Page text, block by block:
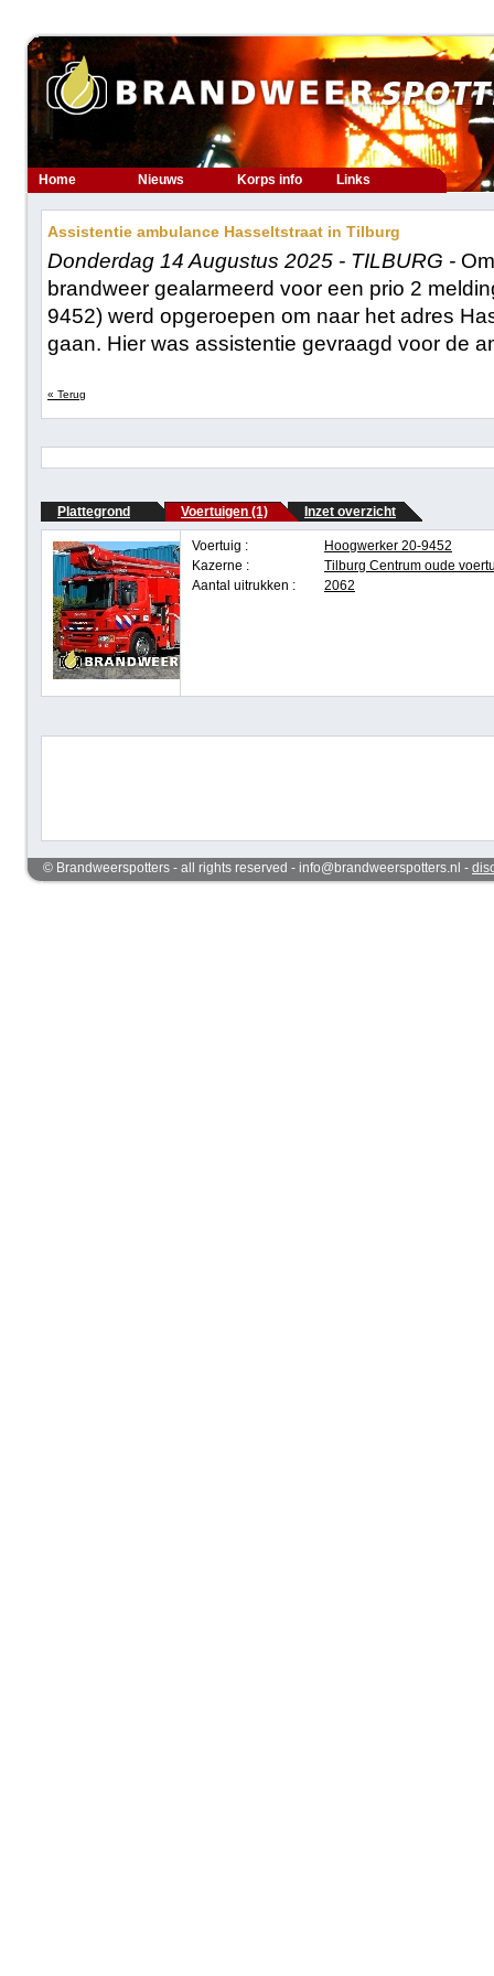
Home Nieuws Korps info Links
Assistentie ambulance Hasseltstraat in Tilburg
Donderdag 14 Augustus 2025 - TILBURG -
brandweer gealarmeerd voor een prio 2
9452) werd opgeroepen om naar het adres
gaan. Hier was assistentie gevraagd voor de
« Terug
Plattegrond Voertuigen (1) Inzet overzicht
Voertuig :
Hoogwerker 20-9452
Kazerne :
Tilburg Centrum oude
Aantal uitrukken :
2062
© Brandweerspotters - all rights reserved - info@brandweerspotters.nl -